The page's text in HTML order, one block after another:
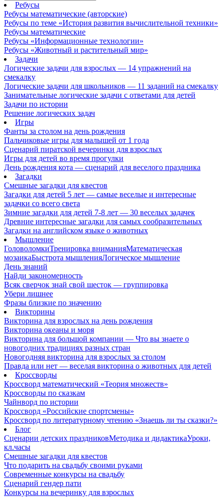
Ребусы
Ребусы математические (авторские)
Ребусы по теме «История развития вычислительной техники»
Ребусы математические
Ребусы «Информационные технологии»
Ребусы «Животный и растительный мир»
Задачи
Логические задачи для взрослых — 14 упражнений на
смекалку
Логические задачи для школьников — 11 заданий на смекалку
Занимательные логические задачи с ответами для детей
Задачи по истории
Решение логических задач
Игры
Фанты за столом на день рождения
Пальчиковые игры для малышей от 1 года
Сценарий пиратской вечеринки для взрослых
Игры для детей во время прогулки
День рождения кота — сценарий для веселого праздника
Загадки
Смешные загадки для квестов
Загадки для детей 5 лет — самые веселые и интересные
задачки со всего света
Зимние загадки для детей 7-8 лет — 30 веселых задачек
Древние интересные загадки для самых сообразительных
Загадки на английском языке о животных
Мышление
ГоловоломкиТренировка вниманияМатематическая
мозаикаБыстрота мышленияЛогическое мышление
День знаний
Найди закономерность
Всяк сверчок знай свой шесток — группировка
Убери лишнее
Фразы близкие по значению
Викторины
Викторина для взрослых на день рождения
Викторина океаны и моря
Викторина для большой компании — Что вы знаете о
новогодних традициях разных стран
Новогодняя викторина для взрослых за столом
Правда или нет — веселая викторина о животных для детей
Кроссворды
Кроссворд математический «Теория множеств»
Кроссворды по сказкам
Чайнворд по истории
Кроссворд «Российские спортсмены»
Кроссворд по литературному чтению «Знаешь ли ты сказки?»
Блог
Сценарии детских праздниковМетодика и дидактикаУроки,
кл.часы
Смешные загадки для квестов
Что подарить на свадьбу своими руками
Современные конкурсы на свадьбу
Сценарий гендер пати
Конкурсы на вечеринку для взрослых